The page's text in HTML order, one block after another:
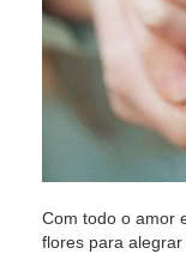
Com todo o amor
flores para alegrar